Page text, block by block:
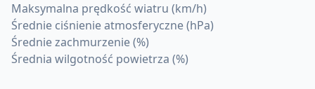
Maksymalna prędkość wiatru (km/h)
Średnie ciśnienie atmosferyczne (hPa)
Średnie zachmurzenie (%)
Średnia wilgotność powietrza (%)